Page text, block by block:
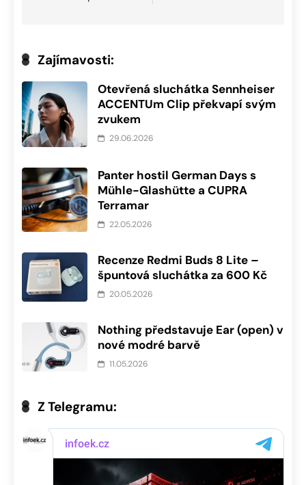
Zajímavosti:
Otevřená sluchátka Sennheiser
ACCENTUm Clip překvapí svým
zvukem
29.06.2026
Panter hostil German Days s
Mühle-Glashütte a CUPRA
Terramar
22.05.2026
Recenze Redmi Buds 8 Lite –
špuntová sluchátka za 600 Kč
20.05.2026
Nothing představuje Ear (open) v
nové modré barvě
11.05.2026
Z Telegramu: